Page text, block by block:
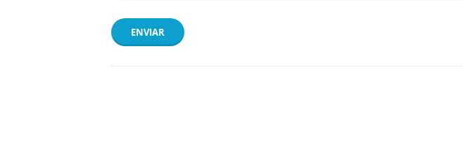
ENVIAR